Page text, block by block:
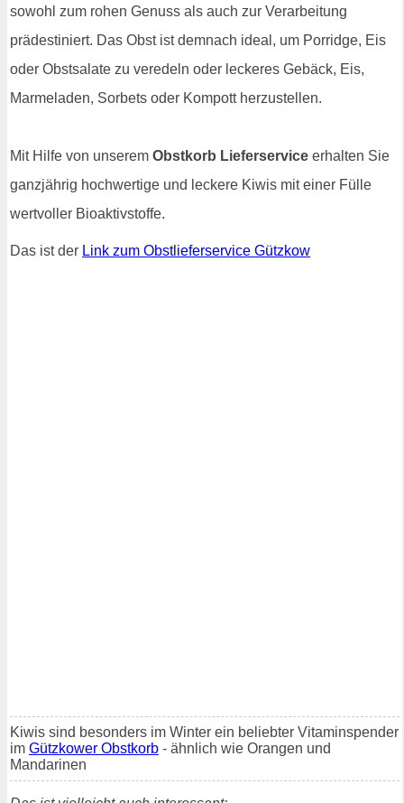
sowohl zum rohen Genuss als auch zur Verarbeitung
prädestiniert. Das Obst ist demnach ideal, um Porridge, Eis
oder Obstsalate zu veredeln oder leckeres Gebäck, Eis,
Marmeladen, Sorbets oder Kompott herzustellen.
Mit Hilfe von unserem Obstkorb Lieferservice erhalten Sie
ganzjährig hochwertige und leckere Kiwis mit einer Fülle
wertvoller Bioaktivstoffe.
Das ist der Link zum Obstlieferservice Gützkow
Kiwis sind besonders im Winter ein beliebter Vitaminspender
im Gützkower Obstkorb - ähnlich wie Orangen und
Mandarinen